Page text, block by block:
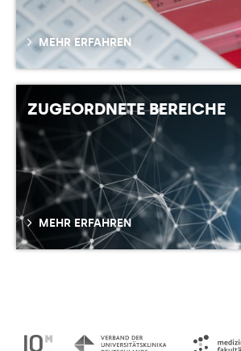
MEHR ERFAHREN
ZUGEORDNETE BEREICHE
MEHR ERFAHREN